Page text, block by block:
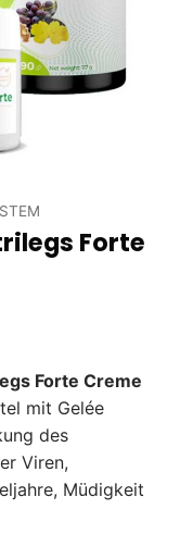
Forte
Forte Creme
mit Gelée
des
Viren,
Müdigkeit